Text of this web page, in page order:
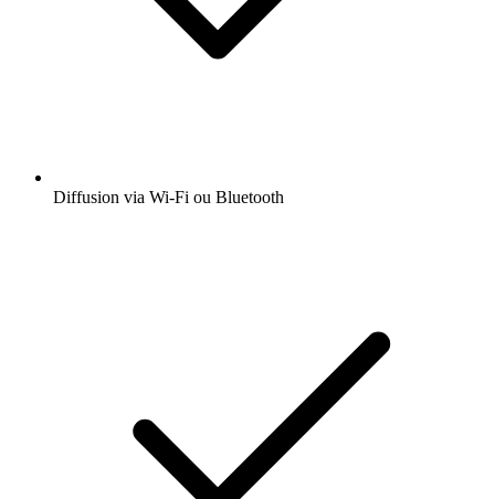
Diffusion via Wi-Fi ou Bluetooth